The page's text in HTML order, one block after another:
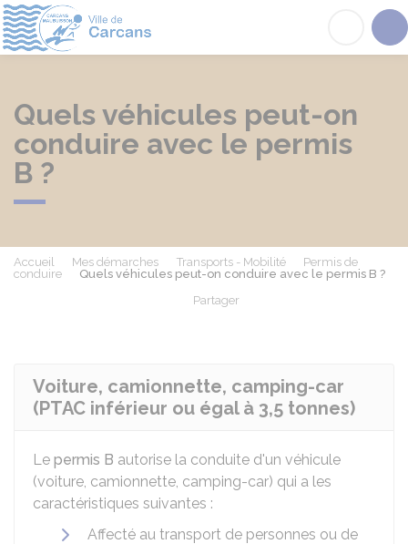
Quels véhicules peut-on
conduire avec le permis
B ?
Accueil Mes démarches Transports - Mobilité
Permis de
conduire
Quels véhicules peut-on conduire avec le permis B ?
Partager
Voiture, camionnette, camping-car
(PTAC inférieur ou égal à 3,5 tonnes)
Le permis B autorise la conduite d'un véhicule
(voiture, camionnette, camping-car) qui a les
caractéristiques suivantes :
Affecté au transport de personnes ou de